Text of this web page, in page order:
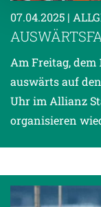
Empfänger
07.04.2025 |
Am Freitag, dem
auswärts auf
Uhr im Allianz
organisieren